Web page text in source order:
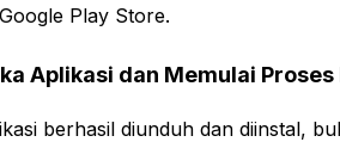
Play Store.
Aplikasi dan Memulai
berhasil diunduh dan diinstal,